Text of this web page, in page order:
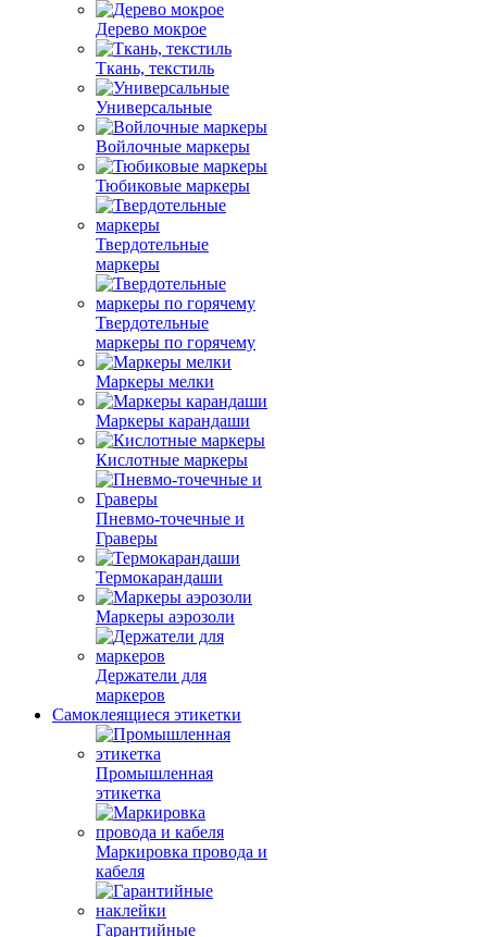
Дерево мокрое
Ткань, текстиль
Универсальные
Войлочные маркеры
Тюбиковые маркеры
Твердотельные
маркеры
Твердотельные
маркеры по горячему
Маркеры мелки
Маркеры карандаши
Кислотные маркеры
Пневмо-точечные и
Граверы
Термокарандаши
Маркеры аэрозоли
Держатели для
маркеров
Самоклеящиеся этикетки
Промышленная
этикетка
Маркировка провода и
кабеля
Гарантийные